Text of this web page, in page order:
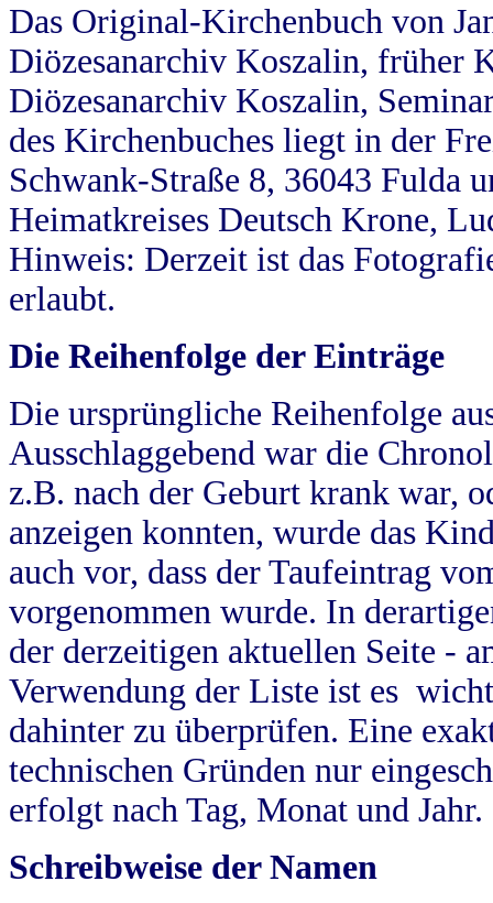
Das Original-Kirchenbuch von
Diözesanarchiv Koszalin, früher
Diözesanarchiv Koszalin,
des Kirchenbuches liegt in der
Schwank-Straße 8, 36043 Fulda
Heimatkreises Deutsch Krone,
Hinweis: Derzeit ist das
erlaubt.
Die Reihenfolge der Einträge
Die ursprüngliche Reihenfolge
Ausschlaggebend war die
z.B. nach der Geburt krank war,
anzeigen konnten, wurde das
auch vor, dass der Taufeintrag
vorgenommen wurde. In
der derzeitigen aktuellen Seite -
Verwendung der Liste ist es
dahinter zu überprüfen. Eine
technischen Gründen nur
erfolgt nach Tag, Monat und Jahr.
Schreibweise der Namen